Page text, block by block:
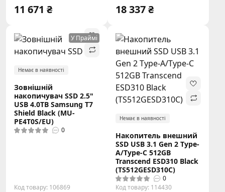
11 671 ₴ 18 337 ₴
У Праймі
Немає в наявності
Зовнішній
накопичувач SSD 2.5"
USB 4.0TB Samsung T7
Shield Black (MU-
PE4T0S/EU)
0
Код товару: 106869
Немає в наявності
Накопитель внешний
SSD USB 3.1 Gen 2 Type-
A/Type-C 512GB
Transcend ESD310 Black
(TS512GESD310C)
0
Код товару: 114430